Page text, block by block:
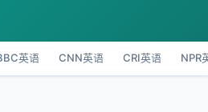
英语 CNN英语 CRI英语 NPR